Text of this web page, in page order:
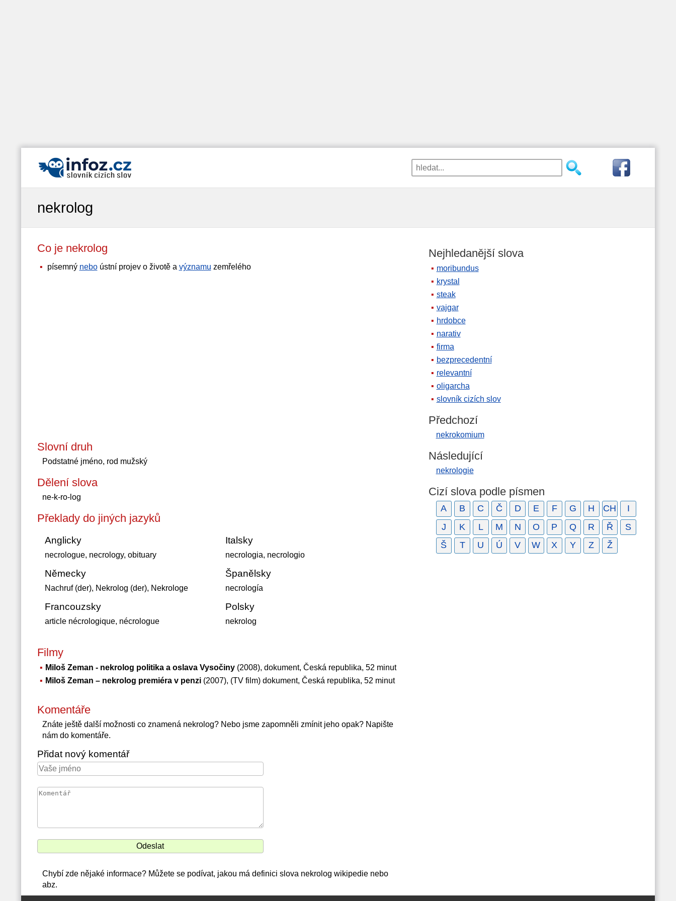
nekrolog
Co je nekrolog
písemný neboústní projev o životě a významu zemřelého
Slovní druh
Podstatné jméno, rod mužský
Dělení slova
ne-k-ro-log
Překlady do jiných jazyků
Anglicky
necrologue, necrology, obituary
Německy
Nachruf (der), Nekrolog (der), Nekrologe
Francouzsky
article nécrologique, nécrologue
Italsky
necrologia, necrologio
Španělsky
necrología
Polsky
nekrolog
Filmy
Miloš Zeman - nekrolog politika a oslava Vysočiny(2008), dokument, Česká republika, 52 minut
Miloš Zeman – nekrolog premiéra v penzi(2007), (TV film) dokument, Česká republika, 52 minut
Komentáře
Znáte ještě další možnosti co znamená nekrolog? Nebo jsme zapomněli zmínit jeho opak? Napište
nám do komentáře.
Přidat nový komentář
Chybí zde nějaké informace? Můžete se podívat, jakou má definici slova nekrolog wikipedie nebo
abz.
Nejhledanější slova
moribundus
krystal
steak
vajgar
hrdobce
narativ
firma
bezprecedentní
relevantní
oligarcha
slovník cizích slov
Předchozí
nekrokomium
Následující
nekrologie
Cizí slova podle písmen
A B C Č D E F G H CH
I
J
K L M N O P Q R Ř
S
Š
T U Ú V W X Y Z Ž